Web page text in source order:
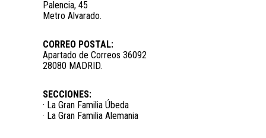
Palencia, 45
Metro Alvarado.
CORREO POSTAL:
Apartado de Correos 36092
28080 MADRID.
SECCIONES:
· La Gran Familia Úbeda
· La Gran Familia Alemania